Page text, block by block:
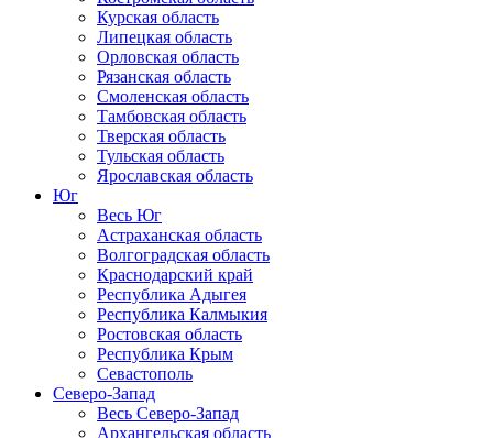
Курская область
Липецкая область
Орловская область
Рязанская область
Смоленская область
Тамбовская область
Тверская область
Тульская область
Ярославская область
Юг
Весь Юг
Астраханская область
Волгоградская область
Краснодарский край
Республика Адыгея
Республика Калмыкия
Ростовская область
Республика Крым
Севастополь
Северо-Запад
Весь Северо-Запад
Архангельская область